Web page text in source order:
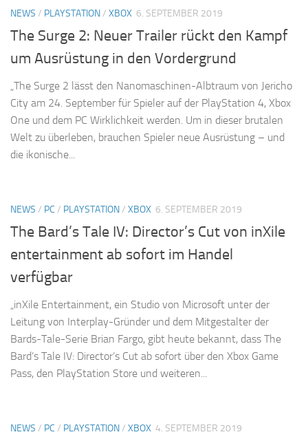
NEWS / PLAYSTATION/ XBOX 6. SEPTEMBER 2019
The Surge 2: Neuer Trailer rückt den Kampf
um Ausrüstung in den Vordergrund
„The Surge 2 lässt den Nanomaschinen-Albtraum von Jericho
City am 24. September für Spieler auf der PlayStation 4, Xbox
One und dem PC Wirklichkeit werden. Um in dieser brutalen
Welt zu überleben, brauchen Spieler neue Ausrüstung – und
die ikonische...
NEWS / PC / PLAYSTATION/ XBOX 6. SEPTEMBER 2019
The Bard’s Tale IV: Director’s Cut von inXile
entertainment ab sofort im Handel
verfügbar
„inXile Entertainment, ein Studio von Microsoft unter der
Leitung von Interplay-Gründer und dem Mitgestalter der
Bards-Tale-Serie Brian Fargo, gibt heute bekannt, dass The
Bard’s Tale IV: Director’s Cut ab sofort über den Xbox Game
Pass, den PlayStation Store und weiteren...
NEWS / PC / PLAYSTATION/ XBOX 4. SEPTEMBER 2019